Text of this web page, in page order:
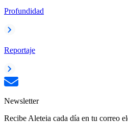
Profundidad
Reportaje
Newsletter
Recibe Aleteia cada día en tu correo